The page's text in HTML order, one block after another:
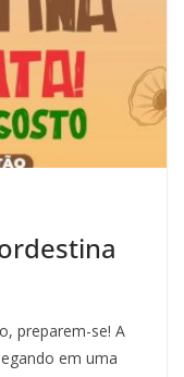
preparem-se! A
em uma